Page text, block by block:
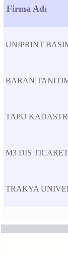
Firma Adı
UNIPRINT
BARAN
TAPU
M3 DIS TICARET
TRAKYA